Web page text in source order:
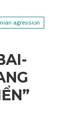
agression